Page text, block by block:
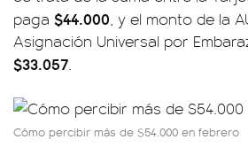
paga $44.000, y el monto de la
Asignación Universal por
$33.057.
Cómo percibir más de $54.000 en febrero